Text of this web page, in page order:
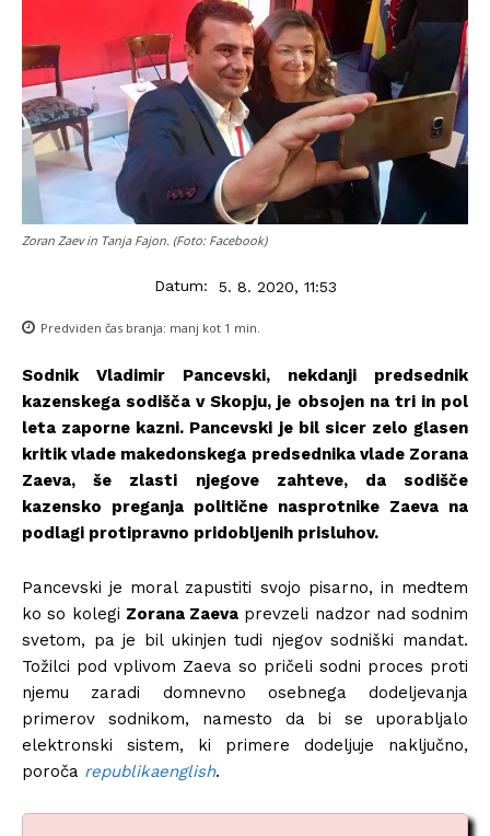
Zoran Zaev in Tanja Fajon. (Foto: Facebook)
Datum: 5. 8. 2020, 11:53
Predviden čas branja: manj kot 1 min.
Sodnik Vladimir Pancevski, nekdanji predsednik
kazenskega sodišča v Skopju, je obsojen na tri in pol
leta zaporne kazni. Pancevski je bil sicer zelo glasen
kritik vlade makedonskega predsednika vlade Zorana
Zaeva, še zlasti njegove zahteve, da sodišče
kazensko preganja politične nasprotnike Zaeva na
podlagi protipravno pridobljenih prisluhov.
Pancevski je moral zapustiti svojo pisarno, in medtem
ko so kolegi Zorana Zaeva prevzeli nadzor nad sodnim
svetom, pa je bil ukinjen tudi njegov sodniški mandat.
Tožilci pod vplivom Zaeva so pričeli sodni proces proti
njemu zaradi domnevno osebnega dodeljevanja
primerov sodnikom, namesto da bi se uporabljalo
elektronski sistem, ki primere dodeljuje naključno,
poroča republikaenglish.